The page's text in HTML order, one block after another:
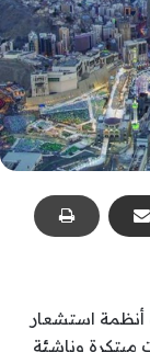
أنظمة استشعار
مبتكرة وناشئة